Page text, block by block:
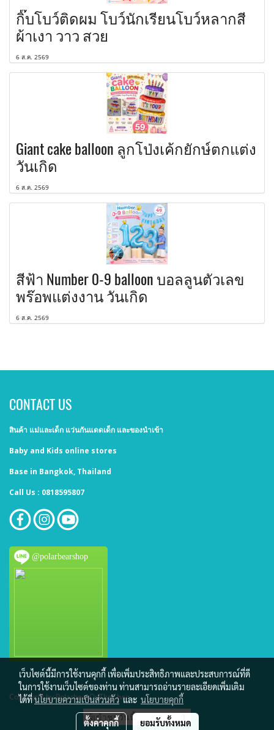
กิ๊บโบว์ติดผม โบว์นักเรียนโบว์หลากสี
ผ้าเงา วาว สวย
6 ส.ค. 2569
Giant cake balloon ลูกโป่งเค้กยักษ์ตกแต่ง
วันเกิด
6 ส.ค. 2569
สีฟ้า Number 0-9 balloon บอลลูนตัวเลข
พร๊อพแต่งงาน วันเกิด
6 ส.ค. 2569
CONTACT US
สินค้า แม่และเด็ก แว่นกันแดดเด็ก และของนำเข้า
Baby and Kids online stores
Base in Bangkok, Thailand
Call Us : 0818595807
@polarbearshop
Copy right by PolarbearOnTheChair
ผู้เข้าชมวันนี้ 1
เว็บไซต์นี้มีการใช้งานคุกกี้ เพื่อเพิ่มประสิทธิภาพและประสบการณ์ที่ดี
ในการใช้งานเว็บไซต์ของท่าน ท่านสามารถอ่านรายละเอียดเพิ่มเติม
ได้ที่นโยบายความเป็นส่วนตัวและ นโยบายคุกกี้
ตั้งค่าคุกกี้ ยอมรับทั้งหมด